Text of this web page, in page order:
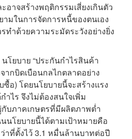
าจสร้างพฤติกรรมเสี่ยงเกินตัว
มในการจัดการหนี้ของตนเอง
ำด้วยความระมัดระวังอย่างยิ่ง
ยบาย “ประกันกำไรสินค้า
ากบิดเบือนกลไกตลาดอย่าง
อ) โดยนโยบายนี้จะสร้างแรง
ำไร จึงไม่ต้องสนใจเพิ่ม
บภาคเกษตรที่มีผลิตภาพต่ำ
นโยบายนี้ได้ตามเป้าหมายคือ
าที่ตั้งไว้ 3.1 หมื่นล้านบาทต่อปี